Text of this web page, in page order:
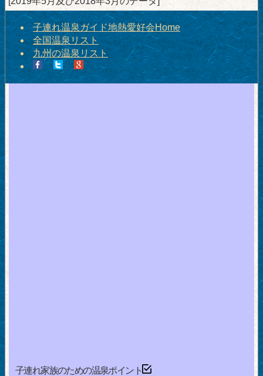
子連れ温泉ガイド地熱愛好会Home
全国温泉リスト
九州の温泉リスト
子連れ家族のための温泉ポイント